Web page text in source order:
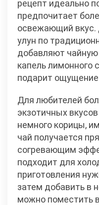
рецепт идеально
предпочитает
освежающий вкус.
улун по
добавляют
капель лимонного
подарит ощущение
Для любителей
экзотичных
немного корицы,
чай получается
согревающим
подходит для
приготовления
затем добавить в
можно поместить